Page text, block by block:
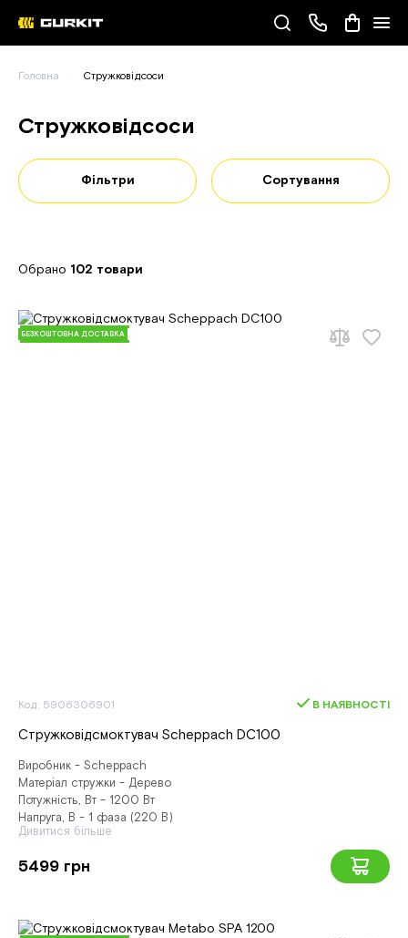
(093) 343-55-55
Головна Стружковідсоси
Стружковідсоси
Фільтри Сортування
Обрано 102 товари
БЕЗКОШТОВНА ДОСТАВКА
Код: 5906306901 В НАЯВНОСТІ
Стружковідсмоктувач Scheppach DC100
Виробник - Scheppach
Матеріал стружки - Дерево
Потужність, Вт - 1200 Вт
Напруга, В - 1 фаза (220 В)
Дивитися більше
5499 грн